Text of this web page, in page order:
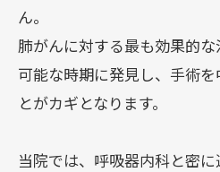
採用情報
臨床研修･専門研修
病院案内
ん。
肺がんに対する最も効果的
可能な時期に発見し、手術
とがカギとなります。
当院では、呼吸器内科と密